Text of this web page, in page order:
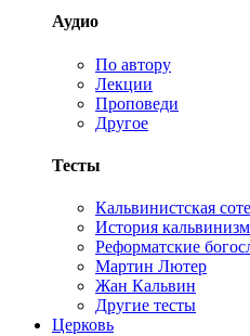
Аудио
По автору
Лекции
Проповеди
Другое
Тесты
Кальвинистская
История
Реформатские
Мартин Лютер
Жан Кальвин
Другие тесты
Церковь